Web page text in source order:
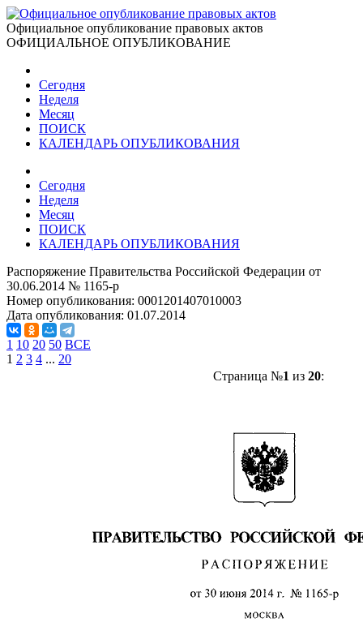
Официальное опубликование правовых актов
ОФИЦИАЛЬНОЕ ОПУБЛИКОВАНИЕ
Сегодня
Неделя
Месяц
ПОИСК
КАЛЕНДАРЬ ОПУБЛИКОВАНИЯ
Сегодня
Неделя
Месяц
ПОИСК
КАЛЕНДАРЬ ОПУБЛИКОВАНИЯ
Распоряжение Правительства Российской Федерации от
30.06.2014 № 1165-р
Номер опубликования: 0001201407010003
Дата опубликования: 01.07.2014
1 10 20 50 ВСЕ
1 2 3 4 ... 20
Страница №1 из 20: